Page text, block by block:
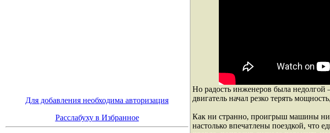
Для добавления необходима авторизация
Расслабуху в Избранное
Но радость инженеров была
двигатель начал резко терять
Как ни странно, проигрыш машины
настолько впечатлены поездкой, что